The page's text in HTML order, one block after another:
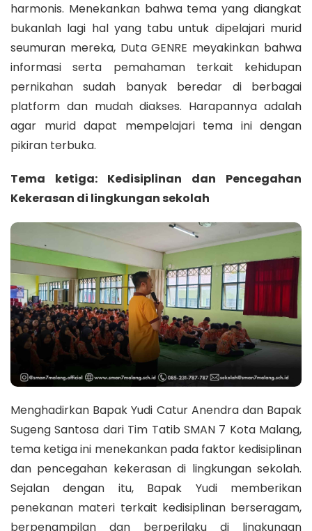
harmonis. Menekankan bahwa tema yang diangkat
bukanlah lagi hal yang tabu untuk dipelajari murid
seumuran mereka, Duta GENRE meyakinkan bahwa
informasi serta pemahaman terkait kehidupan
pernikahan sudah banyak beredar di berbagai
platform dan mudah diakses. Harapannya adalah
agar murid dapat mempelajari tema ini dengan
pikiran terbuka.
Tema ketiga: Kedisiplinan dan Pencegahan
Kekerasan di lingkungan sekolah
Menghadirkan Bapak Yudi Catur Anendra dan Bapak
Sugeng Santosa dari Tim Tatib SMAN 7 Kota Malang,
tema ketiga ini menekankan pada faktor kedisiplinan
dan pencegahan kekerasan di lingkungan sekolah.
Sejalan dengan itu, Bapak Yudi memberikan
penekanan materi terkait kedisiplinan berseragam,
berpenampilan dan berperilaku di lingkungan